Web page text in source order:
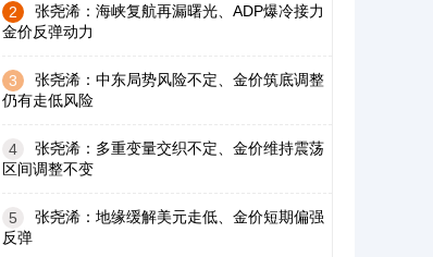
2
张尧浠：海峡复航再漏曙光、ADP爆冷接力
金价反弹动力
3
张尧浠：中东局势风险不定、金价筑底调整
仍有走低风险
4
张尧浠：多重变量交织不定、金价维持震荡
区间调整不变
5
张尧浠：地缘缓解美元走低、金价短期偏强
反弹